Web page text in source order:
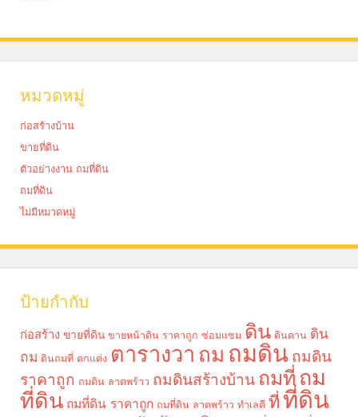
หมวดหมู่
ก่อสร้างบ้าน
ขายที่ดิน
ตัวอย่างงาน ถมที่ดิน
ถมที่ดิน
ไม่มีหมวดหมู่
ป้ายกำกับ
ก่อสร้าง ขายที่ดิน ขายหน้าดิน ราคาถูก ซ่อมแซม ดิน ดินดาน ดิน
ถม ดินถมที่ ตกแต่ง ตารางวา ถม ถมดิน ถมดิน
ราคาถูก ถมดิน ลาดพร้าว ถมดินสร้างบ้าน ถมที่ถม
ที่ดิน ถมที่ดิน ราคาถูก ถมที่ดิน ลาดพร้าว ทำเลดี ที่ ที่ดิน